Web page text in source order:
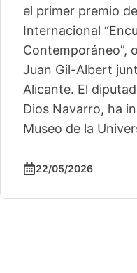
el primer premio
Internacional
Contemporáneo”,
Juan Gil-Albert
Alicante. El
Dios Navarro, ha
Museo de la
22/05/2026